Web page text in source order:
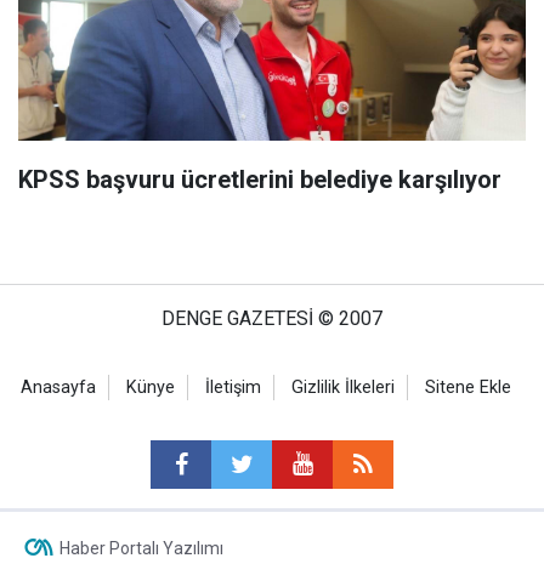
KPSS başvuru ücretlerini belediye karşılıyor
DENGE GAZETESİ © 2007
Anasayfa Künye İletişim Gizlilik İlkeleri Sitene Ekle
Haber Portalı Yazılımı